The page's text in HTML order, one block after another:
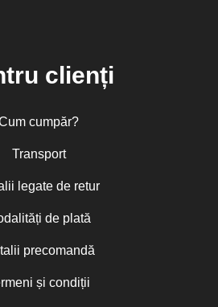
clienți
cumpăr?
Transport
legate de retur
de plată
precomandă
și condiții